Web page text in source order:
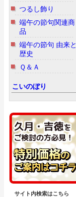
つるし飾り
端午の節句関連商
品
端午の節句 由来と
歴史
Ｑ＆Ａ
こいのぼり
サイト内検索はこちら